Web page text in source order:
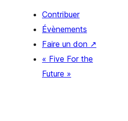
Contribuer
Évènements
Faire un don ↗
« Five For the
Future »